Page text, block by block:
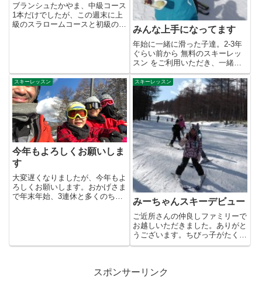
ブランシュたかやま、中級コース
1本だけでしたが、この週末に上
級のスラロームコースと初級のキ
みんな上手になってます
年始に一緒に滑った子達。2-3年
ぐらい前から 無料のスキーレッ
スン をご利用いただき、一緒に
滑ってる子もいます。いつも去...
スキーレッスン
今年もよろしくお願いしま
す
大変遅くなりましたが、今年もよ
ろしくお願いします。おかげさま
で年末年始、3連休と多くのちび
スキーレッスン
みーちゃんスキーデビュー
ご近所さんの仲良しファミリーで
お越しいただきました。ありがと
うございます。ちびっ子がたくさ
んなので 貸切 に、スキーレッ...
スポンサーリンク